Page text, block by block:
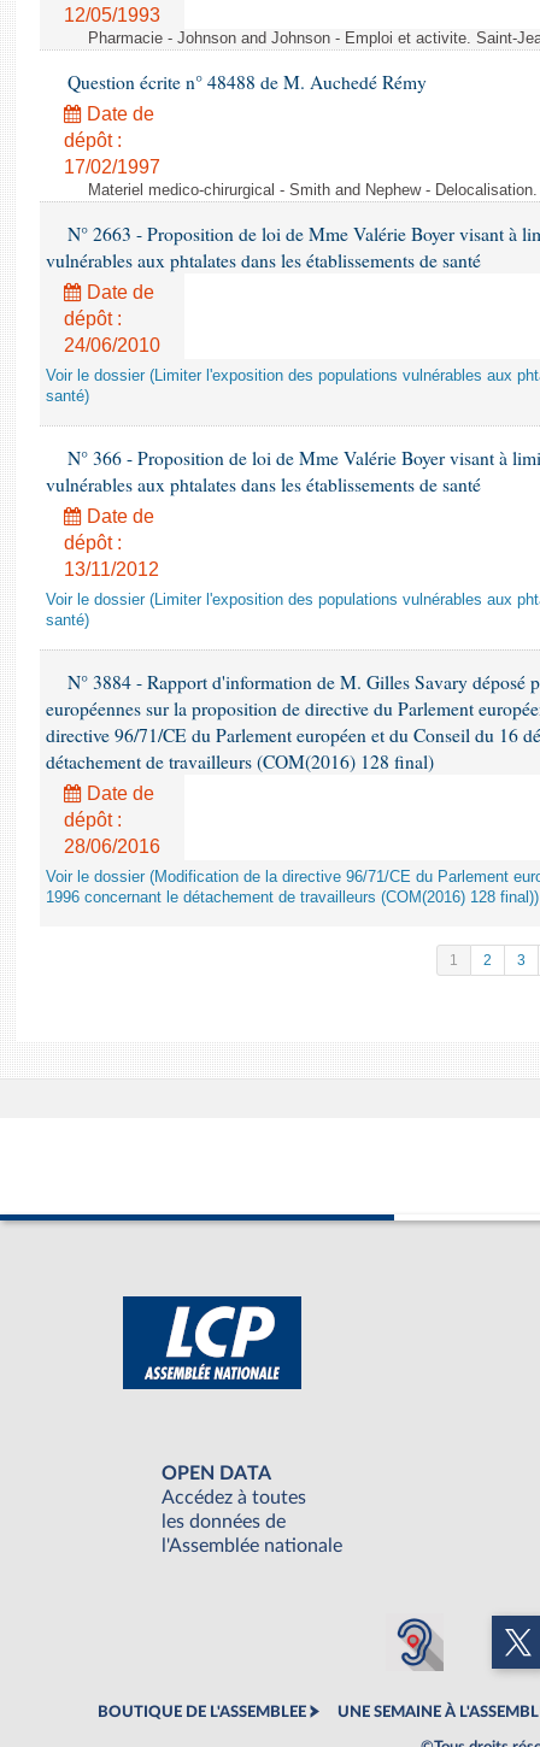
12/05/1993
Pharmacie - Johnson and Johnson - Emploi et activite. Saint-
Question écrite n° 48488 de M. Auchedé Rémy
Date de
dépôt :
17/02/1997
Materiel medico-chirurgical - Smith and Nephew -
N° 2663 - Proposition de loi de Mme Valérie Boyer visant à
vulnérables aux phtalates dans les établissements de santé
Date de
dépôt :
24/06/2010
Voir le dossier (Limiter l'exposition des populations vulnérables aux
santé)
N° 366 - Proposition de loi de Mme Valérie Boyer visant à
vulnérables aux phtalates dans les établissements de santé
Date de
dépôt :
13/11/2012
Voir le dossier (Limiter l'exposition des populations vulnérables aux
santé)
N° 3884 - Rapport d'information de M. Gilles Savary déposé
européennes sur la proposition de directive du Parlement
directive 96/71/CE du Parlement européen et du Conseil du 16
détachement de travailleurs (COM(2016) 128 final)
Date de
dépôt :
28/06/2016
Voir le dossier (Modification de la directive 96/71/CE du Parlement
1996 concernant le détachement de travailleurs (COM(2016) 128 final))
1 2 3
OPEN DATA
Accédez à toutes
les données de
l'Assemblée nationale
BOUTIQUE DE L'ASSEMBLEE UNE SEMAINE À